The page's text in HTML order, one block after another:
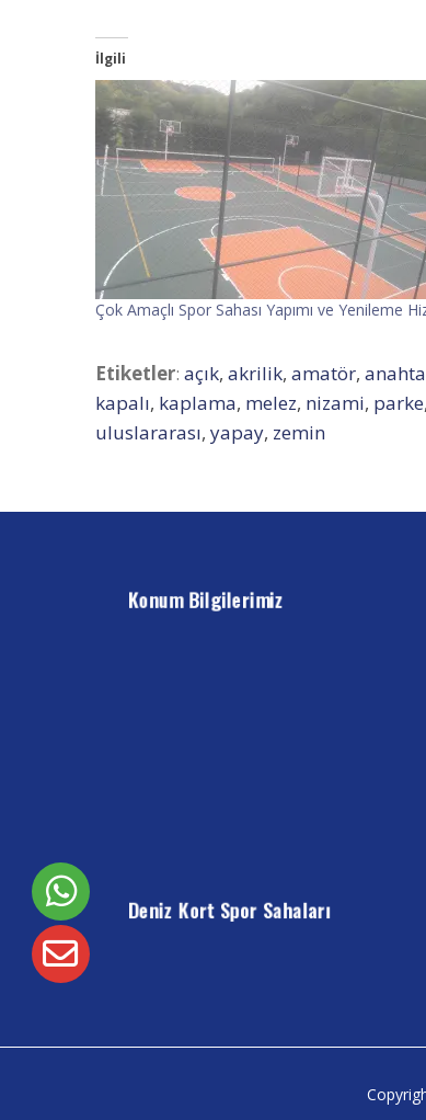
İlgili
Çok Amaçlı Spor Sahası Yapımı ve Yenileme
Etiketler: açık, akrilik, amatör,
kapalı, kaplama, melez, nizami, parke,
uluslararası, yapay, zemin
Konum Bilgilerimiz
Deniz Kort Spor Sahaları